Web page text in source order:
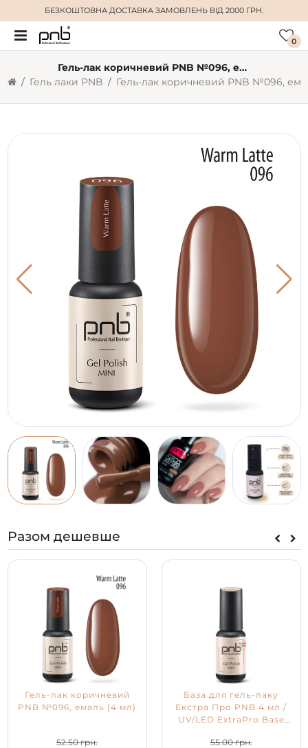
БЕЗКОШТОВНА ДОСТАВКА ЗАМОВЛЕНЬ ВІД 2000 ГРН.
0
Гель-лак коричневий PNB №096, емаль (4 мл)
Гель лаки PNB
Разом дешевше
Гель-лак коричневий
PNB №096, емаль (4 мл)
52.50 грн.
База для гель-лаку
Екстра Про PNB 4 мл /
UV/LED ExtraPro Base
55.00 грн.